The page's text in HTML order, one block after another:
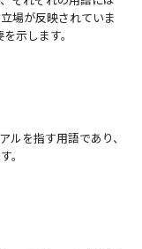
場が反映されていま
示します。
ルを指す用語であり、
。